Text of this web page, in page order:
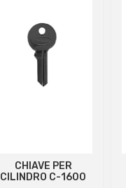
CHIAVE PER
CILINDRO C-1600